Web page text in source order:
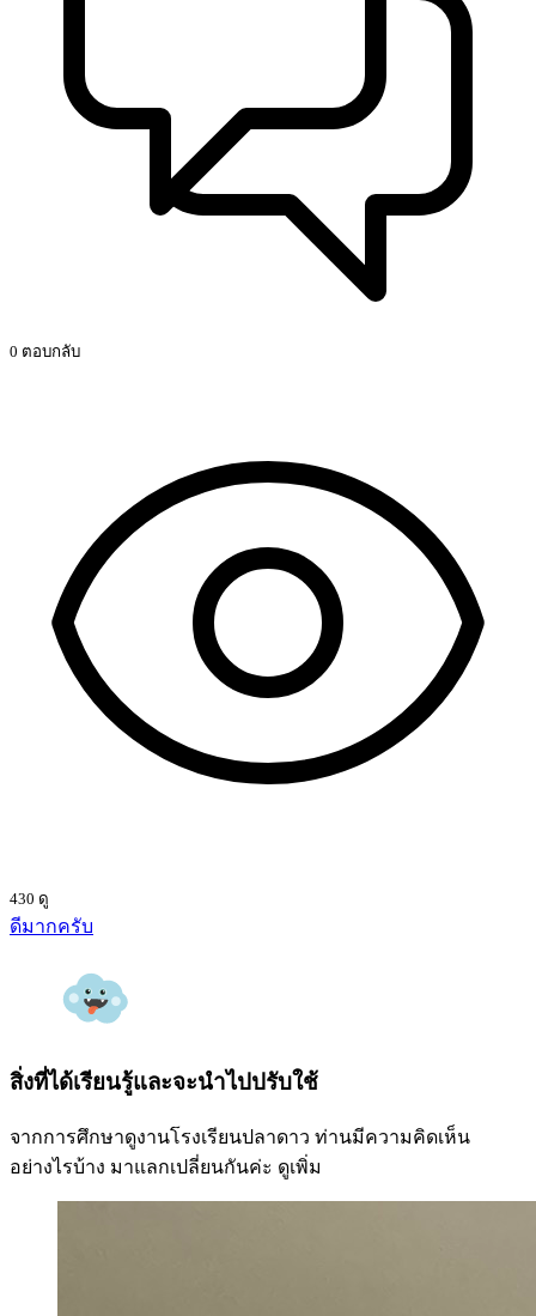
0 ตอบกลับ
430 ดู
ดีมากครับ
สิ่งที่ได้เรียนรู้และจะนำไปปรับใช้
จากการศึกษาดูงานโรงเรียนปลาดาว ท่านมีความคิดเห็น
อย่างไรบ้าง มาแลกเปลี่ยนกันค่ะ ดูเพิ่ม